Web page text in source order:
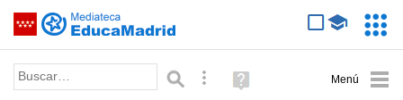
Saltar navegación
Palabra o frase: Búsqueda avanzada
Ayuda
(en